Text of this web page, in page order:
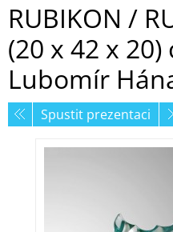
RUBIKON /
(20 x 42 x
Lubomír
Spustit prezentaci